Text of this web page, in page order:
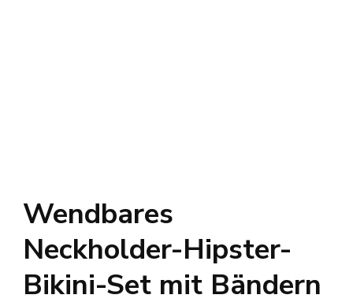
Wendbares
Neckholder-Hipster-
Bikini-Set mit Bändern